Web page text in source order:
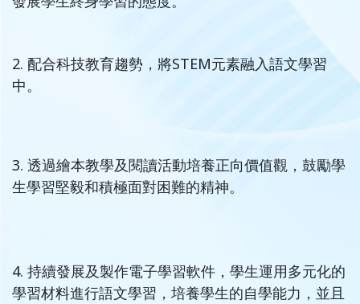
2. 配合科技教育趨勢，將STEM元素融入語文學習
中。
3. 透過繪本教學及閱讀活動培養正向價值觀，鼓勵學
生學習堅毅和積極面對困難的精神。
4. 持續發展及製作電子學習軟件，學生運用多元化的
學習材料進行語文學習，培養學生的自學能力，並且